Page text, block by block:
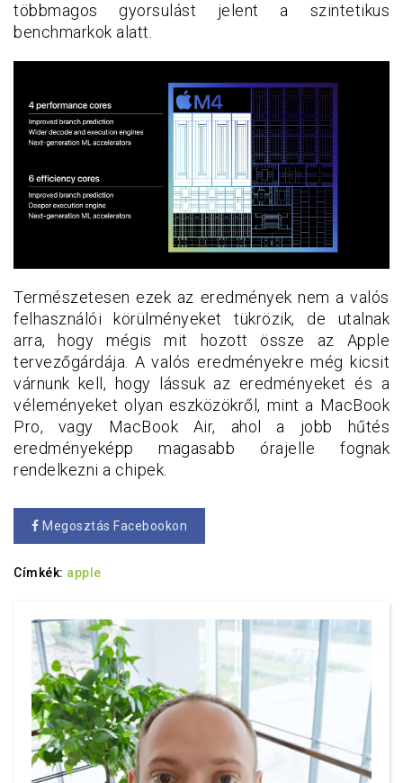
többmagos gyorsulást jelent a szintetikus
benchmarkok alatt.
Természetesen ezek az eredmények nem a valós
felhasználói körülményeket tükrözik, de utalnak
arra, hogy mégis mit hozott össze az Apple
tervezőgárdája. A valós eredményekre még kicsit
várnunk kell, hogy lássuk az eredményeket és a
véleményeket olyan eszközökről, mint a MacBook
Pro, vagy MacBook Air, ahol a jobb hűtés
eredményeképp magasabb órajelle fognak
rendelkezni a chipek.
Megosztás Facebookon
Címkék: apple